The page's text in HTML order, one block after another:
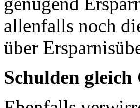
allenfalls noch
über
Schulden gleich